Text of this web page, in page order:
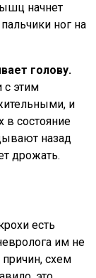
начнет
ног на
голову.
с этим
и
в состояние
назад
дрожать.
есть
им не
причин, схем